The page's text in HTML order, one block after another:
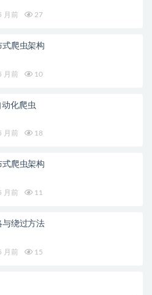
月前 27
式爬虫架构
月前 10
动化爬虫
月前 18
式爬虫架构
月前 11
与绕过方法
月前 15